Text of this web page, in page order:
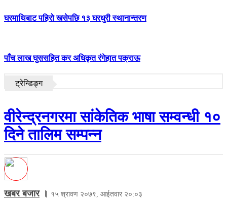
घरमाथिबाट पहिरो खसेपछि १३ घरधुरी स्थानान्तरण
पाँच लाख घुससहित कर अधिकृत रंगेहात पक्राऊ
ट्रेन्डिङ्ग
वीरेन्द्रनगरमा सांकेतिक भाषा सम्वन्धी १०
दिने तालिम सम्पन्न
खबर बजार। १५ श्रावण २०७९, आईतवार २०:०३